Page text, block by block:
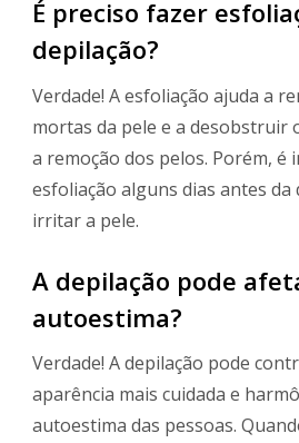
É preciso fazer
depilação?
Verdade! A esfoliação ajuda a
mortas da pele e a desobstruir
a remoção dos pelos. Porém,
esfoliação alguns dias antes da
irritar a pele.
A depilação pode
autoestima?
Verdade! A depilação pode
aparência mais cuidada e
autoestima das pessoas.